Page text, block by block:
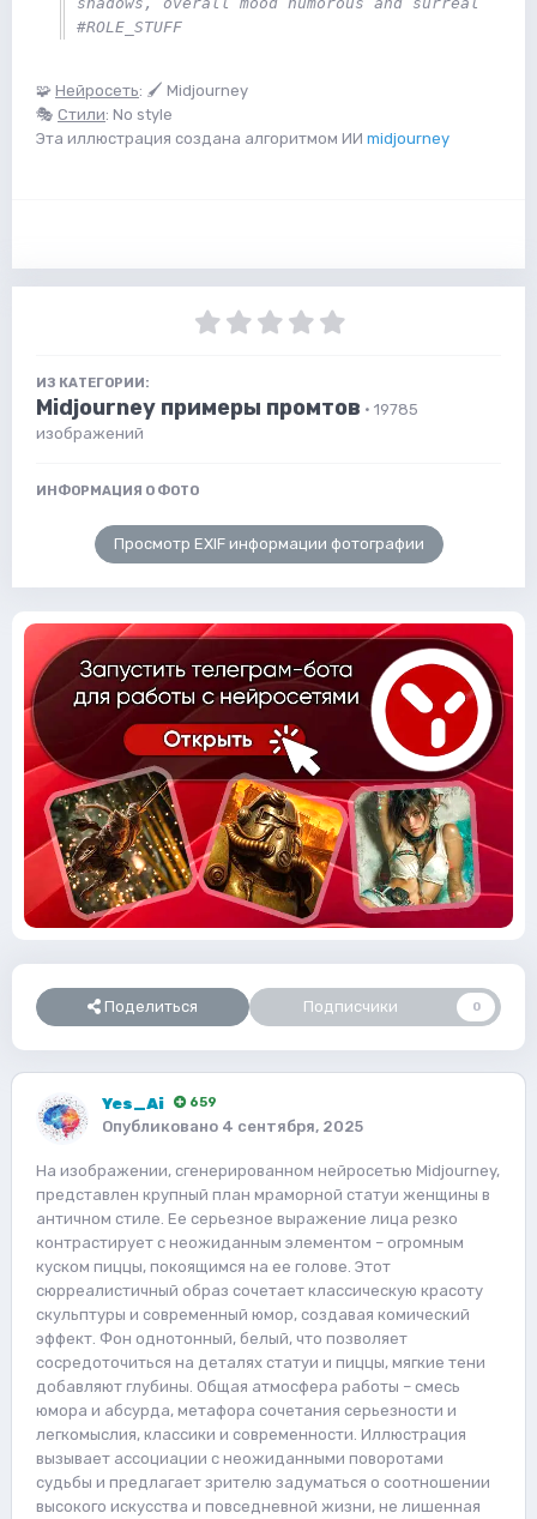
#ROLE_STUFF
🧩 Нейросеть: 🖌 Midjourney
🎭 Стили: No style
Эта иллюстрация создана алгоритмом ИИ midjourney
ИЗ КАТЕГОРИИ:
Midjourney примеры промтов · 19785
изображений
ИНФОРМАЦИЯ О ФОТО
Просмотр EXIF информации фотографии
Поделиться Подписчики 0
Yes_Ai 659
Опубликовано 4 сентября, 2025
На изображении, сгенерированном нейросетью Midjourney,
представлен крупный план мраморной статуи женщины в
античном стиле. Ее серьезное выражение лица резко
контрастирует с неожиданным элементом – огромным
куском пиццы, покоящимся на ее голове. Этот
сюрреалистичный образ сочетает классическую красоту
скульптуры и современный юмор, создавая комический
эффект. Фон однотонный, белый, что позволяет
сосредоточиться на деталях статуи и пиццы, мягкие тени
добавляют глубины. Общая атмосфера работы – смесь
юмора и абсурда, метафора сочетания серьезности и
легкомыслия, классики и современности. Иллюстрация
вызывает ассоциации с неожиданными поворотами
судьбы и предлагает зрителю задуматься о соотношении
высокого искусства и повседневной жизни, не лишенная